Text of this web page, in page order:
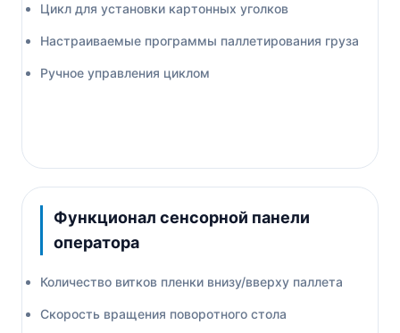
Цикл для установки картонных уголков
Настраиваемые программы паллетирования груза
Ручное управления циклом
Функционал сенсорной панели
оператора
Количество витков пленки внизу/вверху паллета
Скорость вращения поворотного стола